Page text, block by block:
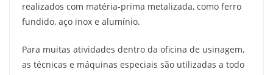
realizados com matéria-prima metalizada, como ferro
fundido, aço inox e alumínio.
Para muitas atividades dentro da oficina de usinagem,
as técnicas e máquinas especiais são utilizadas a todo